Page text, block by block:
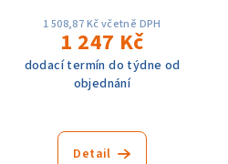
1 508,87 Kč včetně DPH
1 247 Kč
dodací termín do týdne od
objednání
Detail